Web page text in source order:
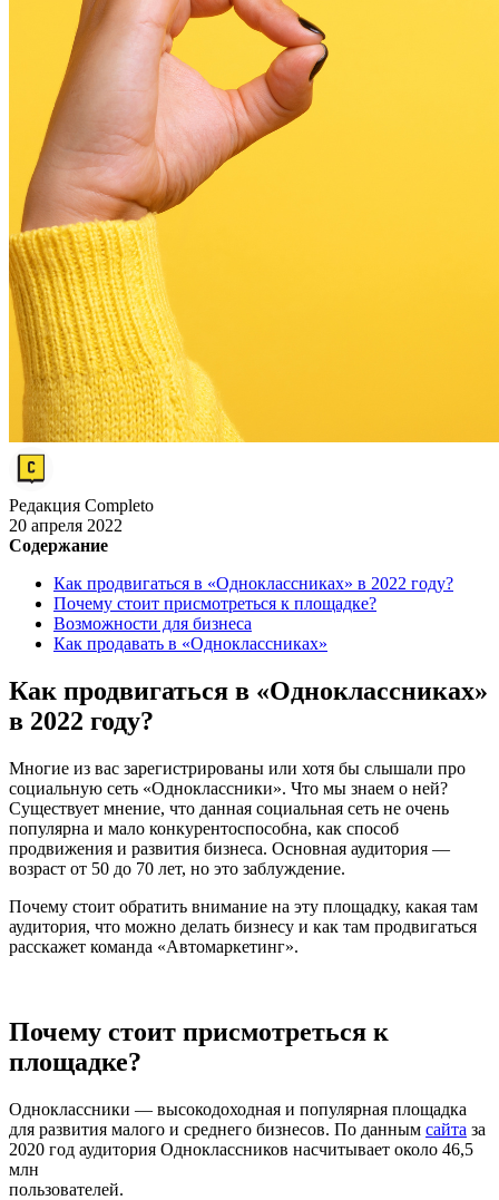
Редакция Completo
20 апреля 2022
Содержание
Как продвигаться в «Одноклассниках» в 2022 году?
Почему стоит присмотреться к площадке?
Возможности для бизнеса
Как продавать в «Одноклассниках»
Как продвигаться в «Одноклассниках»
в 2022 году?
Многие из вас зарегистрированы или хотя бы слышали про
социальную сеть «Одноклассники». Что мы знаем о ней?
Существует мнение, что данная социальная сеть не очень
популярна и мало конкурентоспособна, как способ
продвижения и развития бизнеса. Основная аудитория —
возраст от 50 до 70 лет, но это заблуждение.
Почему стоит обратить внимание на эту площадку, какая там
аудитория, что можно делать бизнесу и как там продвигаться
расскажет команда «Автомаркетинг».
Почему стоит присмотреться к
площадке?
Одноклассники — высокодоходная и популярная площадка
для развития малого и среднего бизнесов. По данным сайта за
2020 год аудитория Одноклассников насчитывает около 46,5
млн
пользователей.